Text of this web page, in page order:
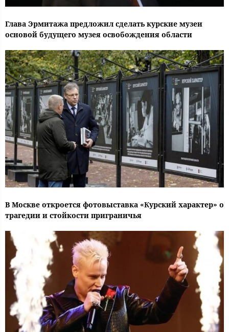
Глава Эрмитажа предложил сделать курские музеи
основой будущего музея освобождения области
В Москве откроется фотовыставка «Курский характер» о
трагедии и стойкости приграничья